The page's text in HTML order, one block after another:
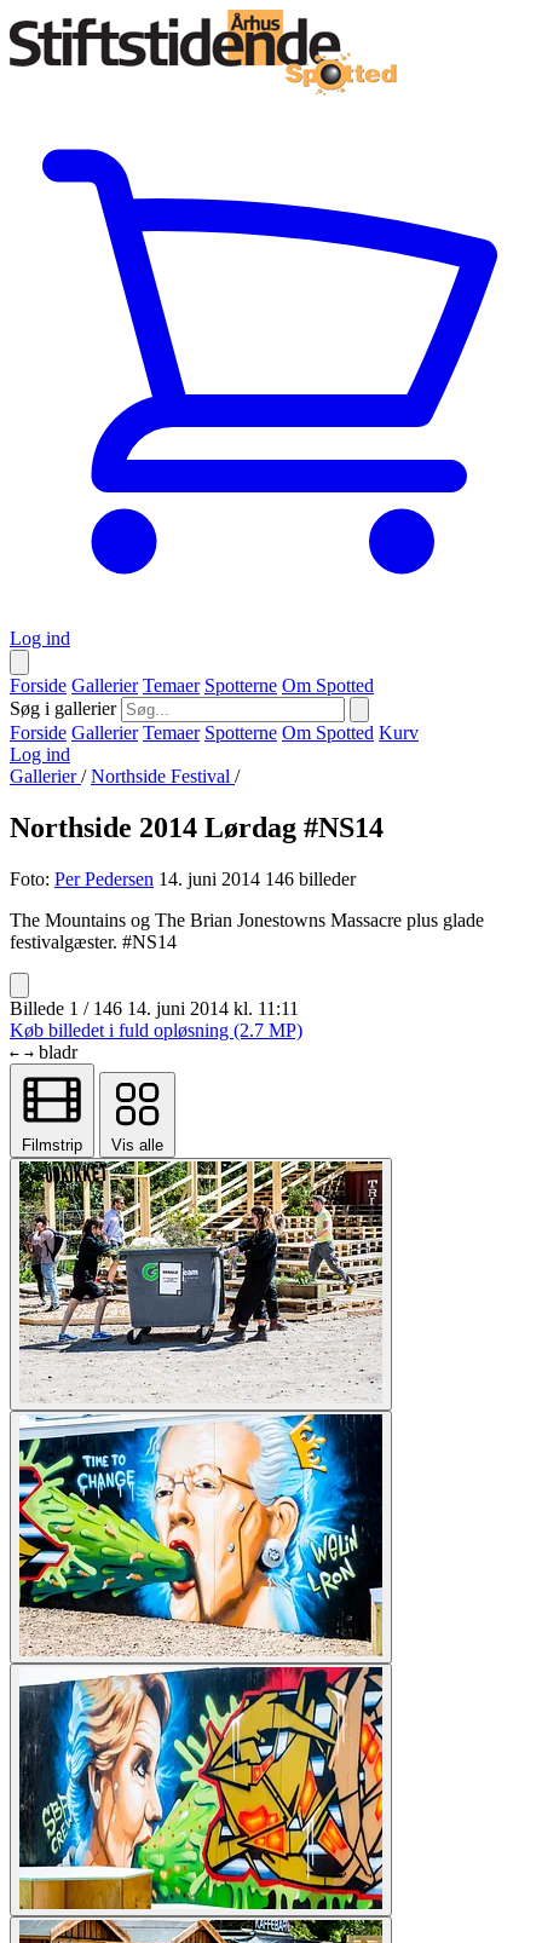
Log ind
Forside Gallerier Temaer Spotterne Om Spotted
Søg i gallerier
Forside Gallerier Temaer Spotterne Om Spotted Kurv
Log ind
Gallerier/ Northside Festival /
Northside 2014 Lørdag #NS14
Foto: Per Pedersen 14. juni 2014 146 billeder
The Mountains og The Brian Jonestowns Massacre plus glade
festivalgæster. #NS14
Billede 1 / 146 14. juni 2014 kl. 11:11
Køb billedet i fuld opløsning (2.7 MP)
← → bladr
Filmstrip Vis alle